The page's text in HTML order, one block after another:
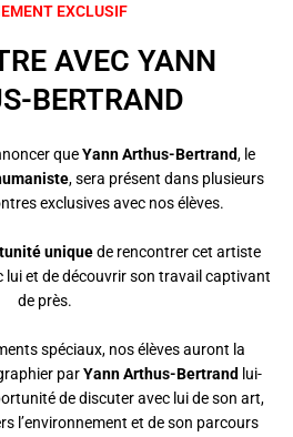
EXCLUSIF
AVEC YANN
BERTRAND
queYann Arthus-Bertrand, le
, sera présent dans plusieurs
exclusives avec nos élèves.
uniquede rencontrer cet artiste
lui et de découvrir son travail captivant
de près.
spéciaux, nos élèves auront la
parYann Arthus-Bertrand lui-
de discuter avec lui de son art,
l’environnement et de son parcours